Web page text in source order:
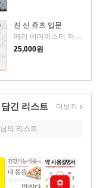
진 신 쥬츠 입문
메리 버마이스터 저/정화숙 역
25,000원
긴 리스트 더보기
님의 리스트